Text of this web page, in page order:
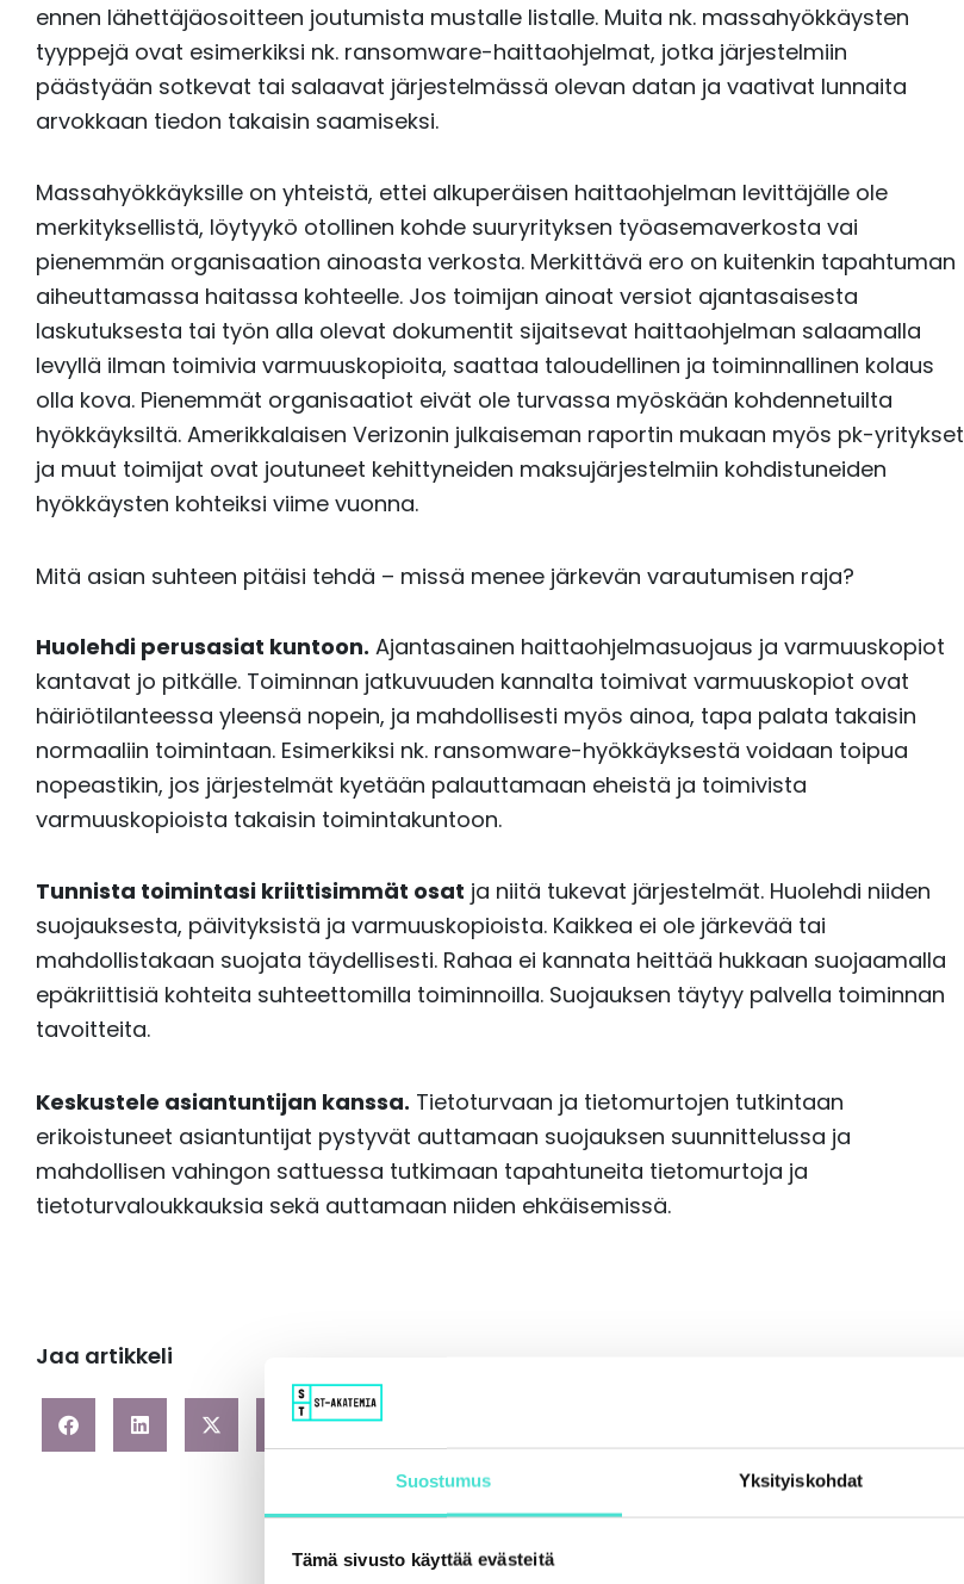
Suostumus Yksityiskohdat
Tämä sivusto käyttää evästeitä
ennen lähettäjäosoitteen joutumista mustalle listalle. Muita nk. massahyökkäysten
tyyppejä ovat esimerkiksi nk. ransomware-haittaohjelmat, jotka järjestelmiin
päästyään sotkevat tai salaavat järjestelmässä olevan datan ja vaativat lunnaita
arvokkaan tiedon takaisin saamiseksi.
Massahyökkäyksille on yhteistä, ettei alkuperäisen haittaohjelman levittäjälle ole
merkityksellistä, löytyykö otollinen kohde suuryrityksen työasemaverkosta vai
pienemmän organisaation ainoasta verkosta. Merkittävä ero on kuitenkin tapahtuman
aiheuttamassa haitassa kohteelle. Jos toimijan ainoat versiot ajantasaisesta
laskutuksesta tai työn alla olevat dokumentit sijaitsevat haittaohjelman salaamalla
levyllä ilman toimivia varmuuskopioita, saattaa taloudellinen ja toiminnallinen kolaus
olla kova. Pienemmät organisaatiot eivät ole turvassa myöskään kohdennetuilta
hyökkäyksiltä. Amerikkalaisen Verizonin julkaiseman raportin mukaan myös pk-yritykset
ja muut toimijat ovat joutuneet kehittyneiden maksujärjestelmiin kohdistuneiden
hyökkäysten kohteiksi viime vuonna.
Mitä asian suhteen pitäisi tehdä – missä menee järkevän varautumisen raja?
Huolehdi perusasiat kuntoon. Ajantasainen haittaohjelmasuojaus ja varmuuskopiot
kantavat jo pitkälle. Toiminnan jatkuvuuden kannalta toimivat varmuuskopiot ovat
häiriötilanteessa yleensä nopein, ja mahdollisesti myös ainoa, tapa palata takaisin
normaaliin toimintaan. Esimerkiksi nk. ransomware-hyökkäyksestä voidaan toipua
nopeastikin, jos järjestelmät kyetään palauttamaan eheistä ja toimivista
varmuuskopioista takaisin toimintakuntoon.
Tunnista toimintasi kriittisimmät osat ja niitä tukevat järjestelmät. Huolehdi niiden
suojauksesta, päivityksistä ja varmuuskopioista. Kaikkea ei ole järkevää tai
mahdollistakaan suojata täydellisesti. Rahaa ei kannata heittää hukkaan suojaamalla
epäkriittisiä kohteita suhteettomilla toiminnoilla. Suojauksen täytyy palvella toiminnan
tavoitteita.
Keskustele asiantuntijan kanssa. Tietoturvaan ja tietomurtojen tutkintaan
erikoistuneet asiantuntijat pystyvät auttamaan suojauksen suunnittelussa ja
mahdollisen vahingon sattuessa tutkimaan tapahtuneita tietomurtoja ja
tietoturvaloukkauksia sekä auttamaan niiden ehkäisemissä.
Jaa artikkeli